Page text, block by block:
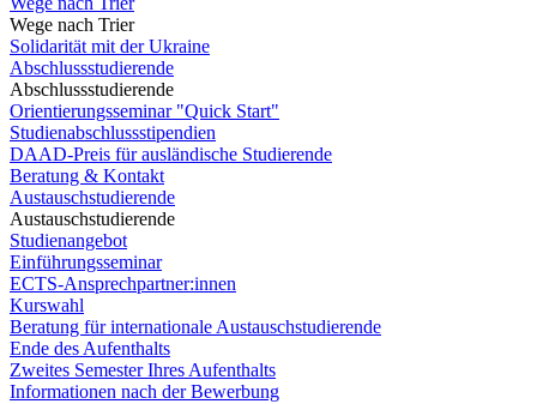
Wege nach Trier
Solidarität mit der Ukraine
Abschlussstudierende
Abschlussstudierende
Orientierungsseminar "Quick Start"
Studienabschlussstipendien
DAAD-Preis für ausländische Studierende
Beratung & Kontakt
Austauschstudierende
Austauschstudierende
Studienangebot
Einführungsseminar
ECTS-Ansprechpartner:innen
Kurswahl
Beratung für internationale Austauschstudierende
Ende des Aufenthalts
Zweites Semester Ihres Aufenthalts
Informationen nach der Bewerbung